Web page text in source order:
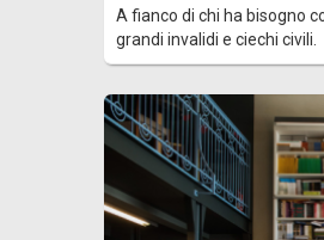
A fianco di chi ha bisogno
grandi invalidi e ciechi civili.